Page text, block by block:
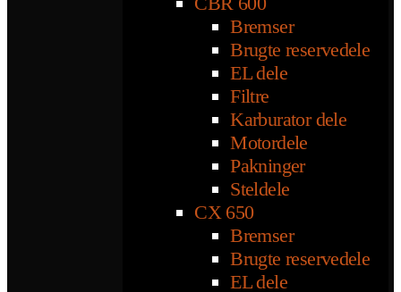
Bremser
Brugte reservedele
EL dele
Filtre
Karburator dele
Motordele
Pakninger
Steldele
CX 650
Bremser
Brugte reservedele
EL dele